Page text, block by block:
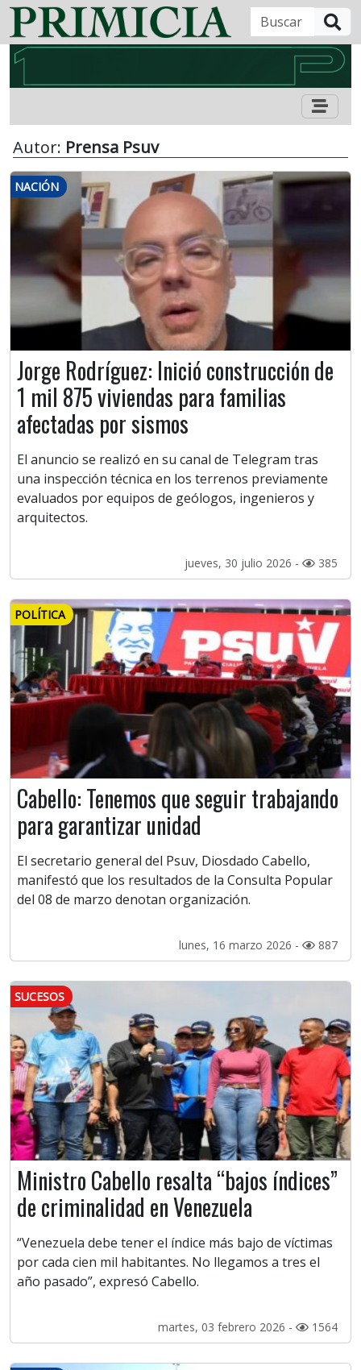
Autor: Prensa Psuv
NACIÓN
Jorge Rodríguez: Inició construcción de
1 mil 875 viviendas para familias
afectadas por sismos
El anuncio se realizó en su canal de Telegram tras
una inspección técnica en los terrenos previamente
evaluados por equipos de geólogos, ingenieros y
arquitectos.
jueves, 30 julio 2026 - 385
POLÍTICA
Cabello: Tenemos que seguir trabajando
para garantizar unidad
El secretario general del Psuv, Diosdado Cabello,
manifestó que los resultados de la Consulta Popular
del 08 de marzo denotan organización.
lunes, 16 marzo 2026 - 887
SUCESOS
Ministro Cabello resalta “bajos índices”
de criminalidad en Venezuela
“Venezuela debe tener el índice más bajo de víctimas
por cada cien mil habitantes. No llegamos a tres el
año pasado”, expresó Cabello.
martes, 03 febrero 2026 - 1564